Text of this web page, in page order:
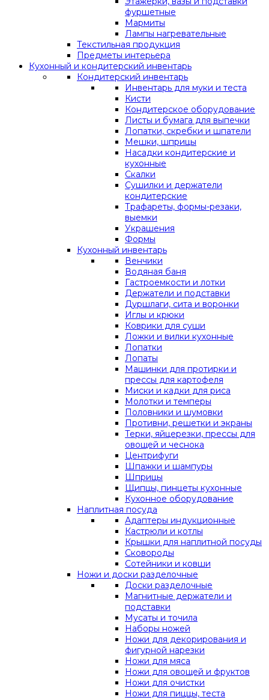
фуршетные
Мармиты
Лампы нагревательные
Текстильная продукция
Предметы интерьера
Кухонный и кондитерский инвентарь
Кондитерский инвентарь
Инвентарь для муки и теста
Кисти
Кондитерское оборудование
Листы и бумага для выпечки
Лопатки, скребки и шпатели
Мешки, шприцы
Насадки кондитерские и
кухонные
Скалки
Сушилки и держатели
кондитерские
Трафареты, формы-резаки,
выемки
Украшения
Формы
Кухонный инвентарь
Венчики
Водяная баня
Гастроемкости и лотки
Держатели и подставки
Дуршлаги, сита и воронки
Иглы и крюки
Коврики для суши
Ложки и вилки кухонные
Лопатки
Лопаты
Машинки для протирки и
прессы для картофеля
Миски и кадки для риса
Молотки и темперы
Половники и шумовки
Противни, решетки и экраны
Терки, яйцерезки, прессы для
овощей и чеснока
Центрифуги
Шпажки и шампуры
Шприцы
Щипцы, пинцеты кухонные
Кухонное оборудование
Наплитная посуда
Адаптеры индукционные
Кастрюли и котлы
Крышки для наплитной посуды
Сковороды
Сотейники и ковши
Ножи и доски разделочные
Доски разделочные
Магнитные держатели и
подставки
Мусаты и точила
Наборы ножей
Ножи для декорирования и
фигурной нарезки
Ножи для мяса
Ножи для овощей и фруктов
Ножи для очистки
Ножи для пиццы, теста